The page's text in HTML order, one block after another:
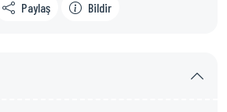
Paylaş Bildir